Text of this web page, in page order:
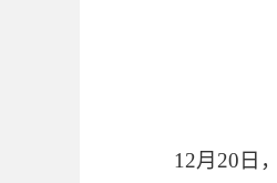
12月20日